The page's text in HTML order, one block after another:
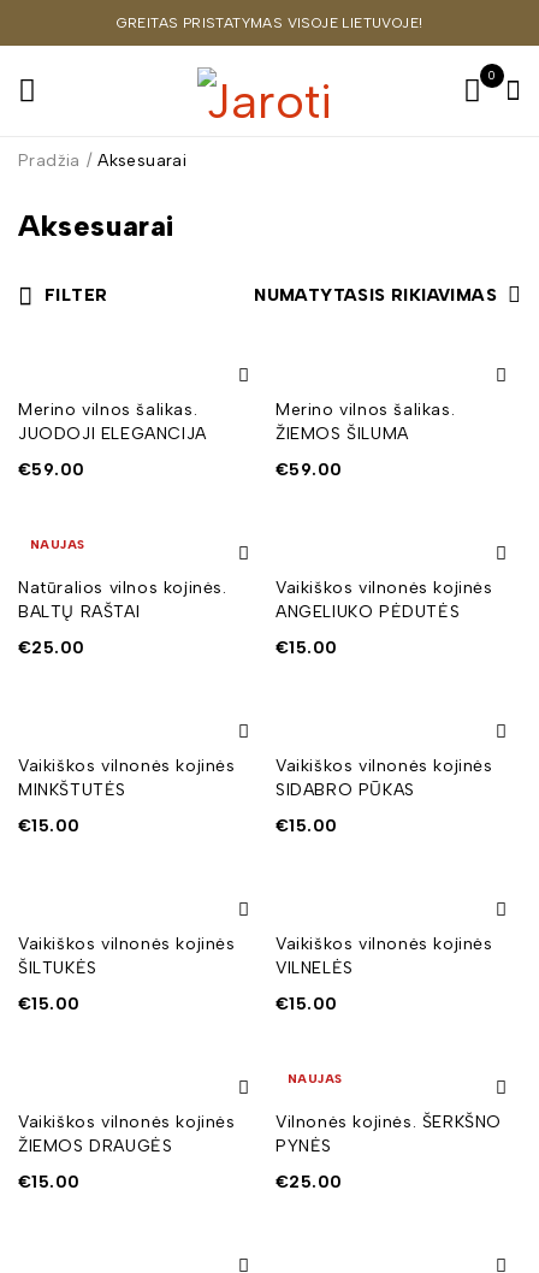
GREITAS PRISTATYMAS VISOJE LIETUVOJE!
0
Aksesuarai
Pradžia / Aksesuarai
FILTER NUMATYTASIS RIKIAVIMAS
Merino vilnos šalikas.
JUODOJI ELEGANCIJA
€59.00
Merino vilnos šalikas.
ŽIEMOS ŠILUMA
€59.00
NAUJAS
Natūralios vilnos kojinės.
BALTŲ RAŠTAI
€25.00
Vaikiškos vilnonės kojinės
ANGELIUKO PĖDUTĖS
€15.00
Vaikiškos vilnonės kojinės
MINKŠTUTĖS
€15.00
Vaikiškos vilnonės kojinės
SIDABRO PŪKAS
€15.00
Vaikiškos vilnonės kojinės
ŠILTUKĖS
€15.00
Vaikiškos vilnonės kojinės
VILNELĖS
€15.00
Vaikiškos vilnonės kojinės
ŽIEMOS DRAUGĖS
€15.00
NAUJAS
Vilnonės kojinės. ŠERKŠNO
PYNĖS
€25.00